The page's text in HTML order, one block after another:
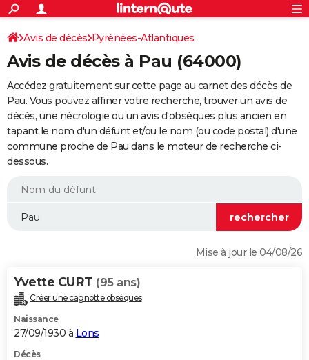
ACTUALITÉS
Politique
Société
Faits Divers
Education
Monde
Villes
+
SPORT
Coupe du monde 2026
Football
Tennis
Cyclisme
Rugby
Forum
Programme TV
TNT
Streaming
Cinéma
Sorties cinéma
Musique
+
FINANCE
Retraite
Epargne
Immobilier
Risques naturels par ville
Assurance
AUTO
Essais
Réserver un essai
Citadines
Berlines
SUV
Forum auto
+
HIGH-TECH
BRICOLAGE
WEEK-END
Alimentation
Guide de la santé
Maladies
Médicaments
Sommeil
VOYAGE
Destinations
City break
Voyage nature
Voyage de noces
Forum
Climat
+PHOTO
GUIDES D'ACHAT
S'inscrire
Connexion
Avis de décès Pyrénées-Atlantiques
Avis de décès à Pau (64000)
Accédez gratuitement sur cette page au carnet des décès de
Pau. Vous pouvez affiner votre recherche, trouver un avis de
décès, une nécrologie ou un avis d'obsèques plus ancien en
tapant le nom d'un défunt et/ou le nom (ou code postal) d'une
commune proche de Pau dans le moteur de recherche ci-
dessous.
Mise à jour le 04/08/26
Yvette CURT (95 ans)
Créer une cagnotte obsèques
Naissance
27/09/1930 à Lons
Décès